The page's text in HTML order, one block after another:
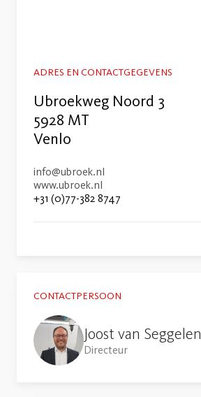
ADRES EN CONTACTGEGEVENS
Ubroekweg Noord 3
5928 MT
Venlo
info@ubroek.nl
www.ubroek.nl
+31 (0)77-382 8747
CONTACTPERSOON
Joost van Seggelen
Directeur